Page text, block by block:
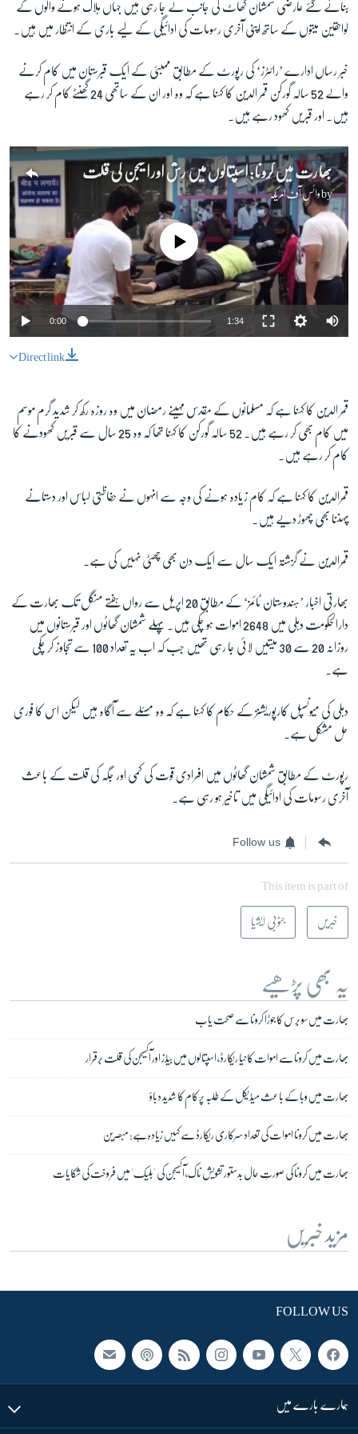
بنائے گئے عارضی شمشان گھاٹ کی جانب لے جا رہی ہیں جہاں ہلاک ہونے والوں کے
لواحقین میتوں کے ساتھ اپنی آخری رسومات کی ادائیگی کے لیے باری کے انتظار میں ہیں۔
خبر رساں ادارے ’رائٹرز‘ کی رپورٹ کے مطابق ممبئی کے ایک قبرستان میں کام کرنے
والے 52 سالہ گورکن قمر الدین کا کہنا ہے کہ وہ اور ان کے ساتھی 24 گھنٹے کام کر رہے
ہیں۔ اور قبریں کھود رہے ہیں۔
بھارت میں کرونا: اسپتالوں میں رش اور آکسیجن کی قلت
byوائس آف امریکہ
No media source currently available
0:00 1:34
Direct link
قمر الدین کا کہنا ہے کہ مسلمانوں کے مقدس مہینے رمضان میں وہ روزہ رکھ کر شدید گرم موسم
میں کام بھی کر رہے ہیں۔ 52 سالہ گورکن کا کہنا تھا کہ وہ 25 سال سے قبریں کھودنے کا
کام کر رہے ہیں۔
قمرالدین کا کہنا ہے کہ کام زیادہ ہونے کی وجہ سے انہوں نے حفاظتی لباس اور دستانے
پہننا بھی چھوڑ دیے ہیں۔
قمرالدین نے گزشتہ ایک سال سے ایک دن بھی چھٹی نہیں کی ہے۔
بھارتی اخبار ’ہندوستان ٹائمز‘ کے مطابق 20 اپریل سے رواں ہفتے منگل تک بھارت کے
دارالحکومت دہلی میں 2648 اموات ہو چکی ہیں۔ پہلے شمشان گھاٹوں اور قبرستانوں میں
روزانہ 20 سے 30 میتیں لائی جا رہی تھیں جب کہ اب یہ تعداد 100 سے تجاوز کر چکی
ہے۔
دہلی کی میونسپل کارپوریشنز کے حکام کا کہنا ہے کہ وہ مسئلے سے آگاہ ہیں لیکن اس کا فوری
حل مشکل ہے۔
رپورٹ کے مطابق شمشان گھاٹوں میں افرادی قوت کی کمی اور جگہ کی قلت کے باعث
آخری رسومات کی ادائیگی میں تاخیر ہو رہی ہے۔
Follow us
This item is part of
خبریں جنوبی ایشیا
یہ بھی پڑھیے
بھارت میں سو برس کا جوڑا کرونا سے صحت یاب
بھارت میں کرونا سے اموات کا نیا ریکارڈ، اسپتالوں میں بیڈز اور آکسیجن کی قلت برقرار
بھارت میں وبا کے باعث میڈیکل کے طلبہ پر کام کا شدید دباؤ
بھارت میں کرونا اموات کی تعداد سرکاری ریکارڈ سے کہیں زیادہ ہے: مبصرین
بھارت میں کرونا کی صورتِ حال بدستور تشویش ناک، آکسیجن کی 'بلیک' میں فروخت کی شکایات
مزید خبریں
FOLLOW US
ہمارے بارے میں